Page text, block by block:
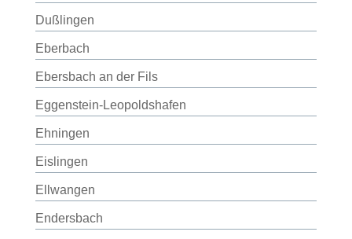
Dußlingen
Eberbach
Ebersbach an der Fils
Eggenstein-Leopoldshafen
Ehningen
Eislingen
Ellwangen
Endersbach